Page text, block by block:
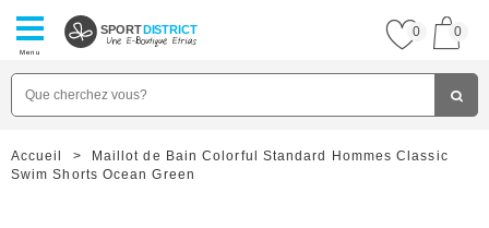
Menu
SPORTDISTRICT 0 0
Accueil >
Maillot de Bain Colorful Standard Hommes Classic
Swim Shorts Ocean Green